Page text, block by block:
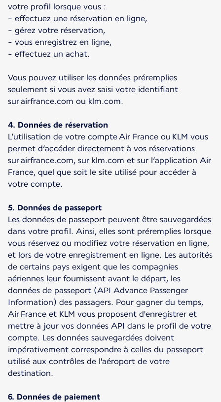
votre profil lorsque vous :
- effectuez une réservation en ligne,
- gérez votre réservation,
- vous enregistrez en ligne,
- effectuez un achat.
Vous pouvez utiliser les données préremplies
seulement si vous avez saisi votre identifiant
sur airfrance.com ou klm.com.
4. Données de réservation
L’utilisation de votre compte Air France ou KLM vous
permet d’accéder directement à vos réservations
sur airfrance.com, sur klm.com et sur l’application Air
France, quel que soit le site utilisé pour accéder à
votre compte.
5. Données de passeport
Les données de passeport peuvent être sauvegardées
dans votre profil. Ainsi, elles sont préremplies lorsque
vous réservez ou modifiez votre réservation en ligne,
et lors de votre enregistrement en ligne. Les autorités
de certains pays exigent que les compagnies
aériennes leur fournissent avant le départ, les
données de passeport (API Advance Passenger
Information) des passagers. Pour gagner du temps,
Air France et KLM vous proposent d'enregistrer et
mettre à jour vos données API dans le profil de votre
compte. Les données sauvegardées doivent
impérativement correspondre à celles du passeport
utilisé aux contrôles de l'aéroport de votre
destination.
6. Données de paiement